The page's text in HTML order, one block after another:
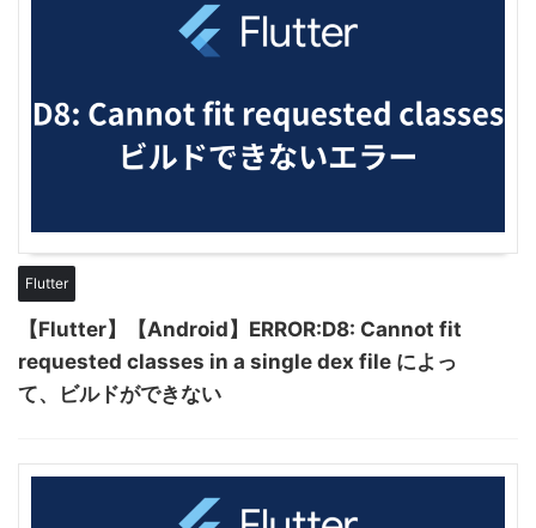
Flutter
【Flutter】【Android】ERROR:D8: Cannot fit
requested classes in a single dex file によっ
て、ビルドができない